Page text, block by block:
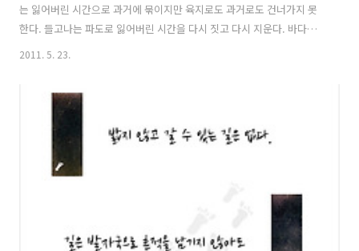
는 잃어버린 시간으로 과거에 묶이지만 육지로도 과거로도 건너가지 못
한다. 들고나는 파도로 잃어버린 시간을 다시 짓고 다시 지운다. 바다가
남자를 꼼짝없이 잡아놓은 세 시간. 멀리서 밀려오는 첫 파도가 바닷가에
도, 모른다. 과거는 돌이키지 못해도 또 걸을 뿐이고 바다는 깨어져도 또
파도로 일 뿐이다. 마냥, 마냥, 마냥... 그저, 그저, 그저... 흰 거품으로 일
때만 파도이듯 과거는 앉아 있는 시간만큼만 유효하다.
2011. 5. 23.